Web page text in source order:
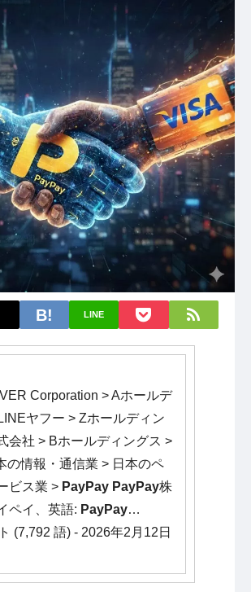
LINE
Corporation > Aホールデ
ヤフー > Zホールディン
会社 > Bホールディングス >
の情報・通信業 > 日本のペ
ビス業 > PayPay PayPay株
ペイ、英語: PayPay…
(7,792 語) - 2026年2月12日